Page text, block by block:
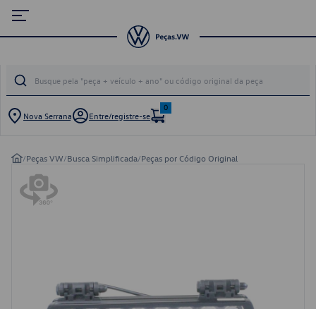
Nova Serrana Entre/registre-se
0
/Peças VW/Busca Simplificada/Peças por Código Original